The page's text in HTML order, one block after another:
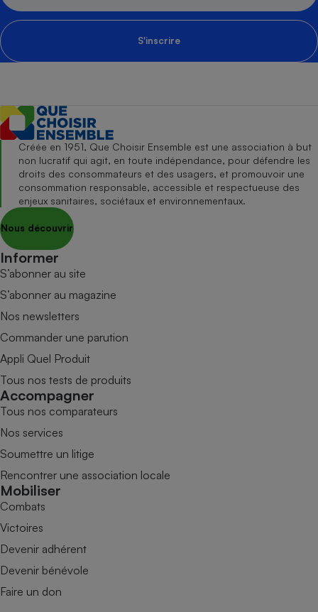
S'inscrire
Créée en 1951, Que Choisir Ensemble est une association à but
non lucratif qui agit, en toute indépendance, pour défendre les
droits des consommateurs et des usagers, et promouvoir une
consommation responsable, accessible et respectueuse des
enjeux sanitaires, sociétaux et environnementaux.
Nous découvrir
Informer
S’abonner au site
S’abonner au magazine
Nos newsletters
Commander une parution
Appli Quel Produit
Tous nos tests de produits
Accompagner
Tous nos comparateurs
Nos services
Soumettre un litige
Rencontrer une association locale
Mobiliser
Combats
Victoires
Devenir adhérent
Devenir bénévole
Faire un don